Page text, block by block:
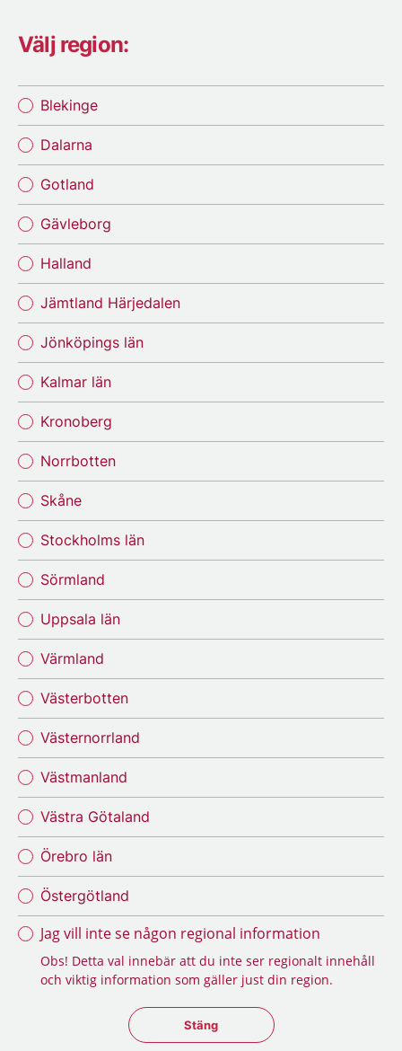
Välj region:
Blekinge
Dalarna
Gotland
Gävleborg
Halland
Jämtland Härjedalen
Jönköpings län
Kalmar län
Kronoberg
Norrbotten
Skåne
Stockholms län
Sörmland
Uppsala län
Värmland
Västerbotten
Västernorrland
Västmanland
Västra Götaland
Örebro län
Östergötland
Jag vill inte se någon regional information
Obs! Detta val innebär att du inte ser regionalt innehåll
och viktig information som gäller just din region.
Stäng regionsväljaren
Stäng